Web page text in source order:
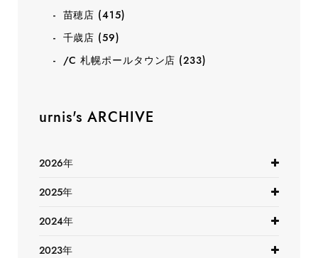
苗穂店 (415)
千歳店 (59)
/C 札幌ポールタウン店 (233)
urnis's ARCHIVE
2026年
2025年
2024年
2023年